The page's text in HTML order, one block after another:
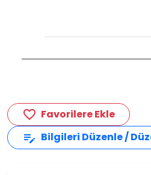
favorite_border Favorilere Ekle
edit_note Bilgileri Düzenle /